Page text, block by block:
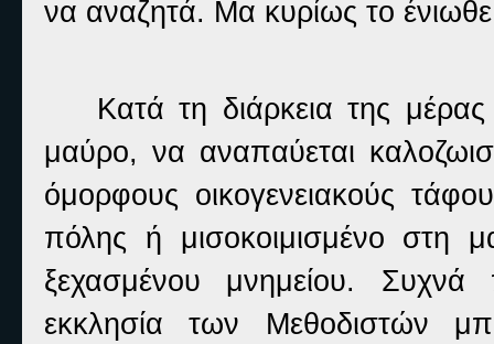
να αναζητά. Μα κυρίως το
Κατά τη διάρκεια της
μαύρο, να αναπαύεται
όμορφους οικογενειακούς
πόλης ή μισοκοιμισμένο στη
ξεχασμένου μνημείου.
εκκλησία των Μεθοδιστών